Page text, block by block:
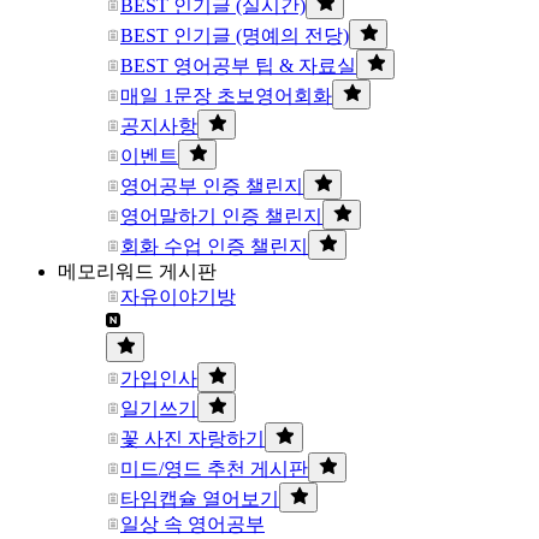
BEST 인기글 (실시간)
BEST 인기글 (명예의 전당)
BEST 영어공부 팁 & 자료실
매일 1문장 초보영어회화
공지사항
이벤트
영어공부 인증 챌린지
영어말하기 인증 챌린지
회화 수업 인증 챌린지
메모리워드 게시판
자유이야기방
가입인사
일기쓰기
꽃 사진 자랑하기
미드/영드 추천 게시판
타임캡슐 열어보기
일상 속 영어공부